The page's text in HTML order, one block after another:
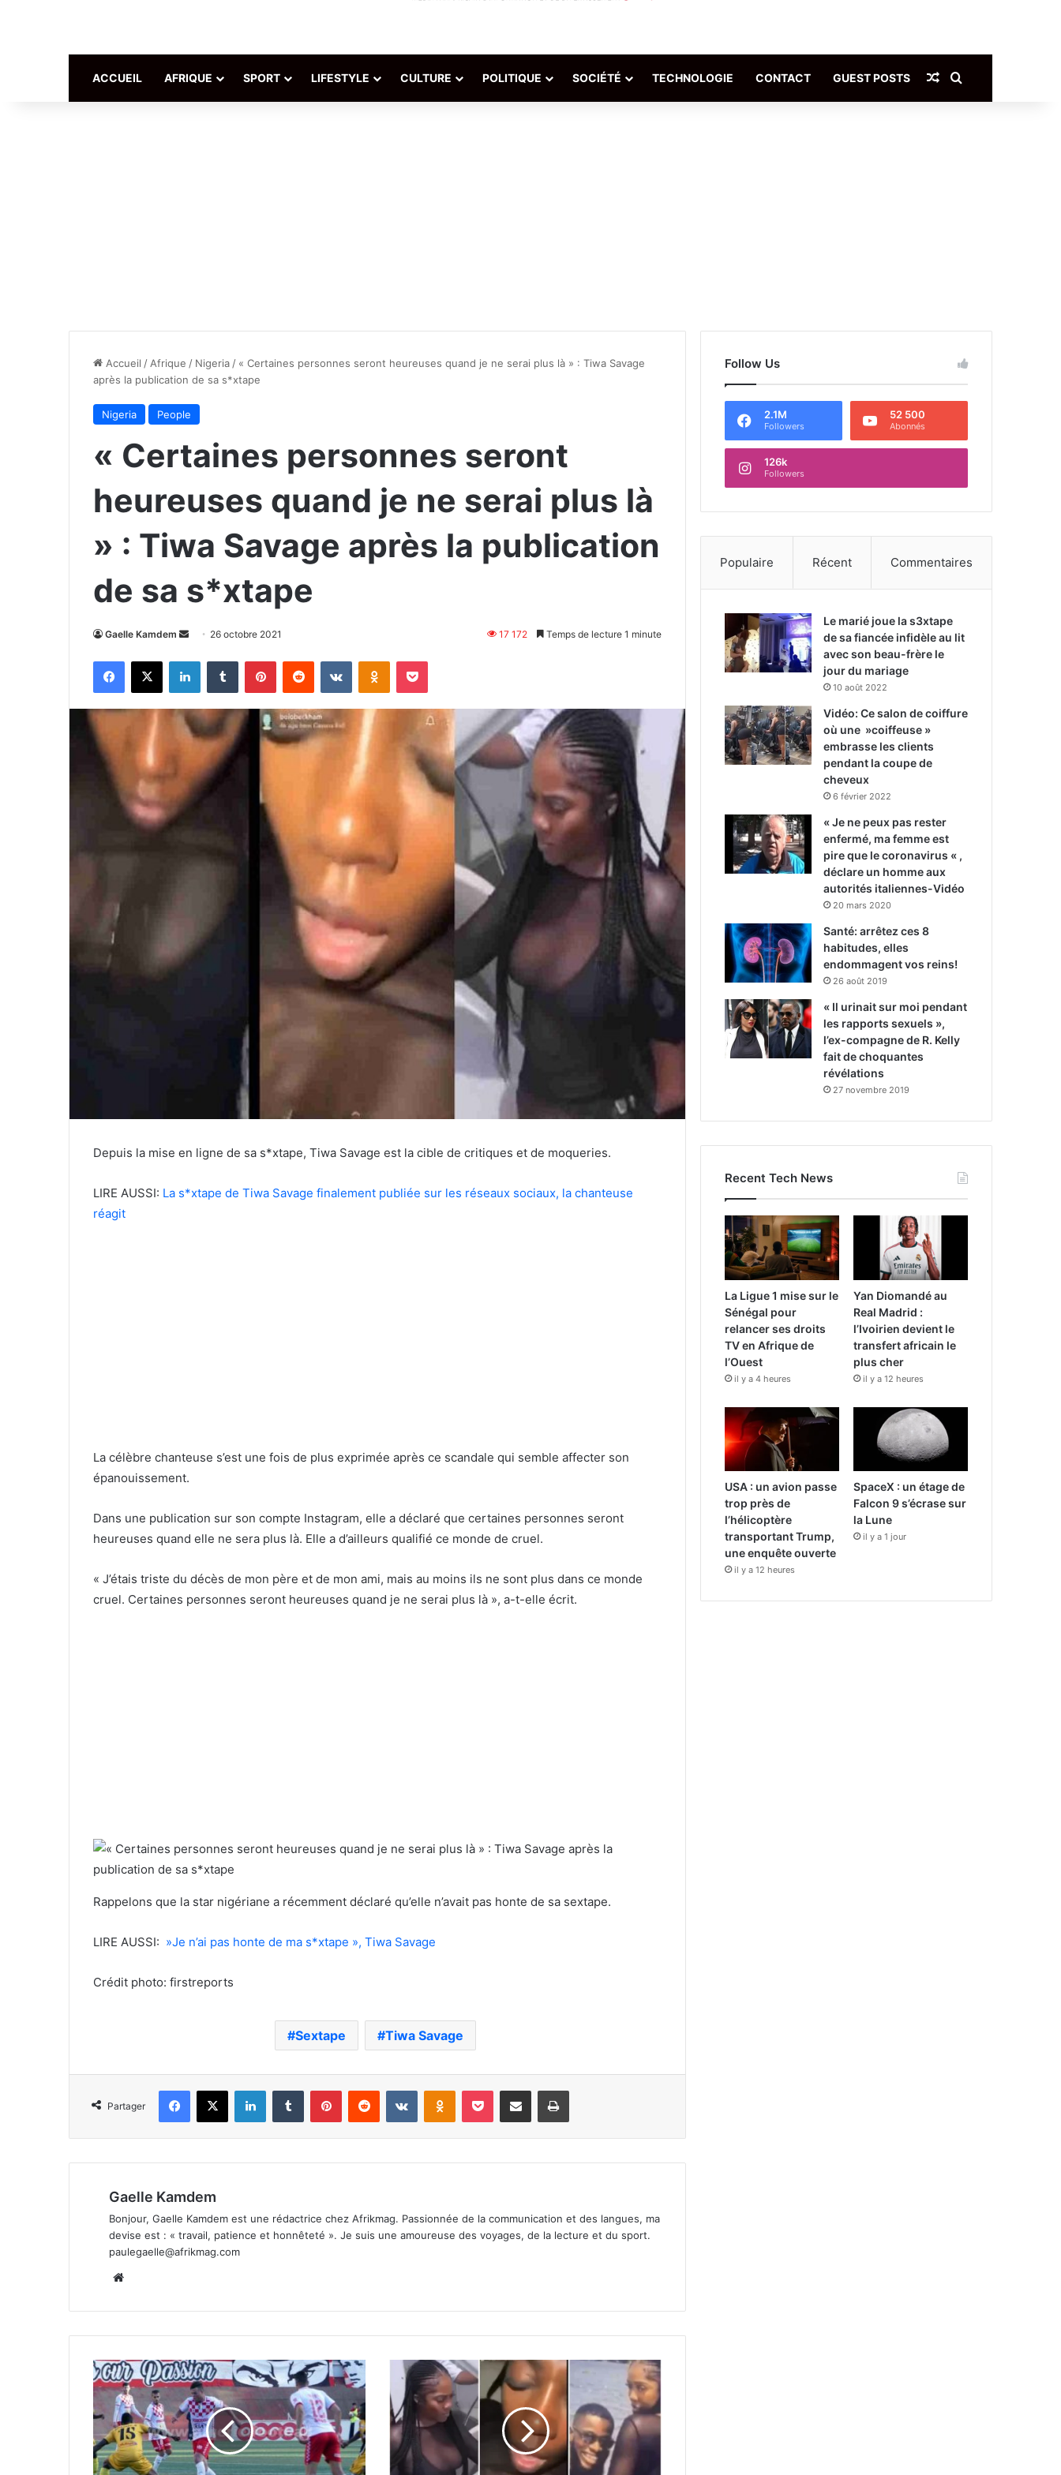
ACCUEIL AFRIQUE SPORT LIFESTYLE CULTURE POLITIQUE SOCIÉTÉ TECHNOLOGIE CONTACT GUEST POSTS Article Aléatoire
Accueil / Afrique / Nigeria / « Certaines personnes seront heureuses quand je ne serai plus là » : Tiwa Savage
après la publication de sa s*xtape
Nigeria People
« Certaines personnes seront
heureuses quand je ne serai plus là
» : Tiwa Savage après la publication
de sa s*xtape
Gaelle Kamdem
Envoyer
courriel
26 octobre 2021 17 172 Temps de lecture 1 minute
Facebook
X LinkedinTumblr PinterestReddit VKontakteOdnoklassniki
Pocket
Depuis la mise en ligne de sa s*xtape, Tiwa Savage est la cible de critiques et de moqueries.
LIRE AUSSI: La s*xtape de Tiwa Savage finalement publiée sur les réseaux sociaux, la chanteuse
réagit
La célèbre chanteuse s’est une fois de plus exprimée après ce scandale qui semble affecter son
épanouissement.
Dans une publication sur son compte Instagram, elle a déclaré que certaines personnes seront
heureuses quand elle ne sera plus là. Elle a d’ailleurs qualifié ce monde de cruel.
« J’étais triste du décès de mon père et de mon ami, mais au moins ils ne sont plus dans ce monde
cruel. Certaines personnes seront heureuses quand je ne serai plus là », a-t-elle écrit.
Rappelons que la star nigériane a récemment déclaré qu’elle n’avait pas honte de sa sextape.
LIRE AUSSI: »Je n’ai pas honte de ma s*xtape », Tiwa Savage
Crédit photo: firstreports
Sextape Tiwa Savage
Partager
Facebook
X LinkedinTumblr PinterestReddit VKontakteOdnoklassniki
Pocket Partager par email Imprimer
Gaelle Kamdem
Bonjour, Gaelle Kamdem est une rédactrice chez Afrikmag. Passionnée de la communication et des langues, ma
devise est : « travail, patience et honnêteté ». Je suis une amoureuse des voyages, de la lecture et du sport.
paulegaelle@afrikmag.com
Follow Us
2.1M
Followers
52 500
Abonnés
126k
Followers
Populaire Récent Commentaires
Le marié joue la s3xtape
de sa fiancée infidèle au lit
avec son beau-frère le
jour du mariage
10 août 2022
Vidéo: Ce salon de coiffure
où une »coiffeuse »
embrasse les clients
pendant la coupe de
cheveux
6 février 2022
« Je ne peux pas rester
enfermé, ma femme est
pire que le coronavirus « ,
déclare un homme aux
autorités italiennes-Vidéo
20 mars 2020
Santé: arrêtez ces 8
habitudes, elles
endommagent vos reins!
26 août 2019
« Il urinait sur moi pendant
les rapports sexuels »,
l’ex-compagne de R. Kelly
fait de choquantes
révélations
27 novembre 2019
Recent Tech News
La Ligue 1 mise sur le
Sénégal pour
relancer ses droits
TV en Afrique de
l’Ouest
il y a 4 heures
Yan Diomandé au
Real Madrid :
l’Ivoirien devient le
transfert africain le
plus cher
il y a 12 heures
USA : un avion passe
trop près de
l’hélicoptère
transportant Trump,
une enquête ouverte
il y a 12 heures
SpaceX : un étage de
Falcon 9 s’écrase sur
la Lune
il y a 1 jour